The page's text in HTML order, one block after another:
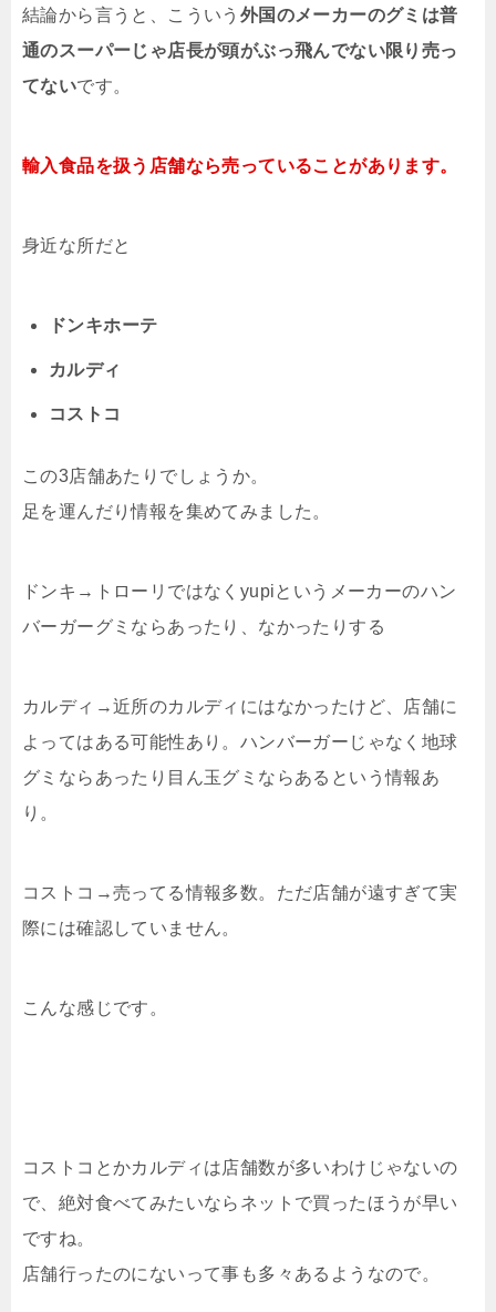
結論から言うと、こういう 外国のメーカーのグミは普
通のスーパーじゃ店長が頭がぶっ飛んでない限り売っ
てないです。
輸入食品を扱う店舗なら売っていることがあります。
身近な所だと
ドンキホーテ
カルディ
コストコ
この3店舗あたりでしょうか。
足を運んだり情報を集めてみました。
ドンキ→トローリではなくyupiというメーカーのハン
バーガーグミならあったり、なかったりする
カルディ→近所のカルディにはなかったけど、店舗に
よってはある可能性あり。ハンバーガーじゃなく地球
グミならあったり目ん玉グミならあるという情報あ
り。
コストコ→売ってる情報多数。ただ店舗が遠すぎて実
際には確認していません。
こんな感じです。
コストコとかカルディは店舗数が多いわけじゃないの
で、絶対食べてみたいならネットで買ったほうが早い
ですね。
店舗行ったのにないって事も多々あるようなので。